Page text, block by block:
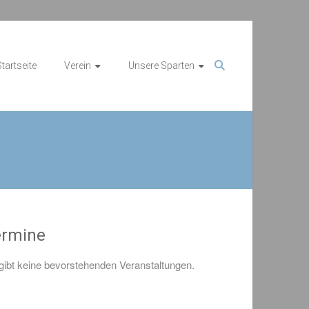
Verein Unsere Sparten
keine bevorstehenden Veranstaltungen.